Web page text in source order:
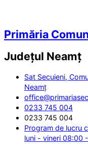
Primăria
Județul Neamț
Sat Secuieni,
Neamț
0233 745 004
0233 745 004
Program de lucru
luni - vineri 08:00